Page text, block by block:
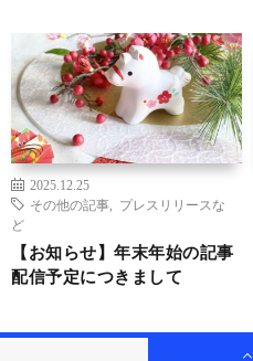
2025.12.25
その他の記事
プレスリリースな
ど
【お知らせ】年末年始の記事
配信予定につきまして